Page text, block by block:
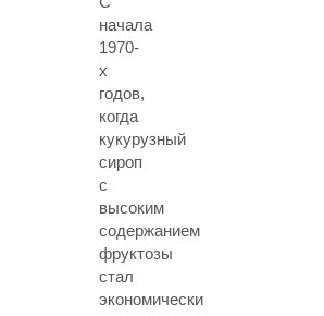
начала
1970-
х
годов,
когда
кукурузный
сироп
с
высоким
содержанием
фруктозы
стал
экономически